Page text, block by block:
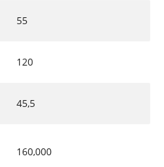
55
120
45,5
160,000